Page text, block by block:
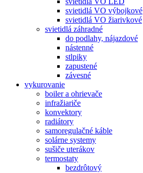
svietidlá VO výbojkové
svietidlá VO žiarivkové
svietidlá záhradné
do podlahy, nájazdové
nástenné
stlpiky
zapustené
závesné
vykurovanie
boiler a ohrievače
infražiariče
konvektory
radiátory
samoregulačné káble
solárne systemy
sušiče uterákov
termostaty
bezdrôtový